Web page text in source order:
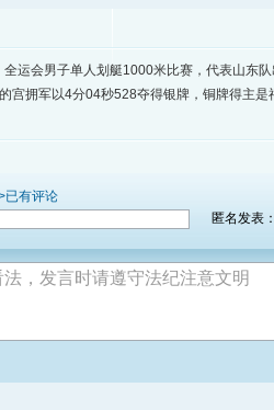
会男子单人划艇1000米比赛，代表山东队
宫拥军以4分04秒528夺得银牌，铜牌得主是
已有评论
匿名发表